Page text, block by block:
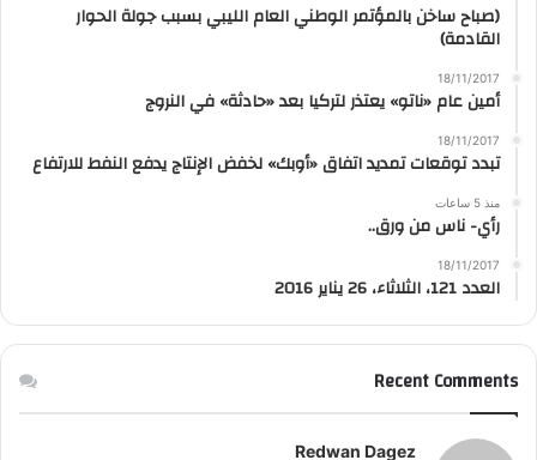
(صباح ساخن بالمؤتمر الوطني العام الليبي بسبب جولة الحوار
القادمة)
18/11/2017
أمين عام «ناتو» يعتذر لتركيا بعد «حادثة» في النروج
18/11/2017
تبدد توقعات تمديد اتفاق «أوبك» لخفض الإنتاج يدفع النفط للارتفاع
منذ 5 ساعات
رأي- ناس من ورق..
18/11/2017
العدد 121، الثلاثاء، 26 يناير 2016
Recent Comments
Redwan Dagez